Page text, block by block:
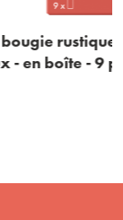
- 23cm -